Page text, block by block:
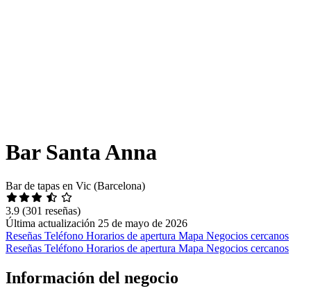
Bar Santa Anna
Bar de tapas en Vic (Barcelona)
3.9 (301 reseñas)
Última actualización 25 de mayo de 2026
Reseñas Teléfono Horarios de apertura Mapa Negocios cercanos
Reseñas Teléfono Horarios de apertura Mapa Negocios cercanos
Información del negocio